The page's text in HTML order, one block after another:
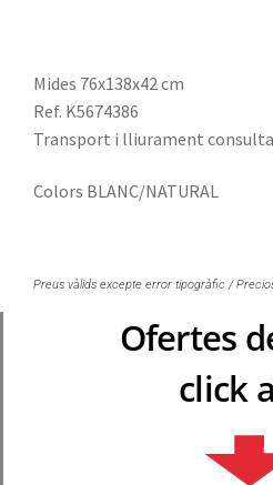
Mides 76x138x42 cm
Ref. K5674386
Transport i lliurament
Colors BLANC/NATURAL
Preus vàlids excepte error tipogràfic /
Ofertes
click